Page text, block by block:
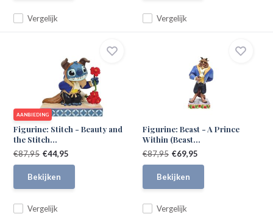
Vergelijk Vergelijk
AANBIEDING
Figurine: Stitch - Beauty and
the Stitch...
Vergelijk
€87,95 €44,95
Bekijken
Figurine: Beast - A Prince
Within (Beast...
Vergelijk
€87,95 €69,95
Bekijken